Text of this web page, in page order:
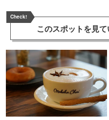
Check!
このスポットを見て